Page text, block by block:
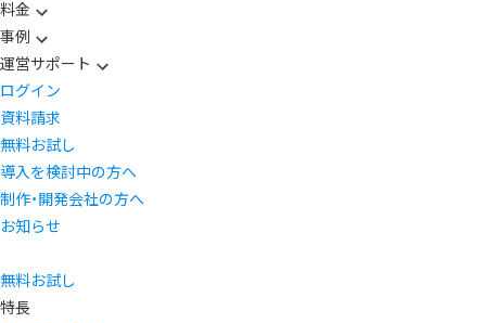
料金
事例
運営サポート
ログイン
資料請求
無料お試し
導入を検討中の方へ
制作・開発会社の方へ
お知らせ
無料お試し
特長